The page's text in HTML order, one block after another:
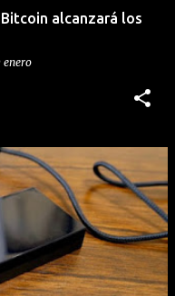
alcanzará los
enero